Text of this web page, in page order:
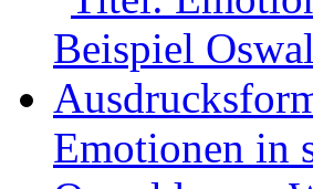
Emotionen in
Oswalds von
persönlicher